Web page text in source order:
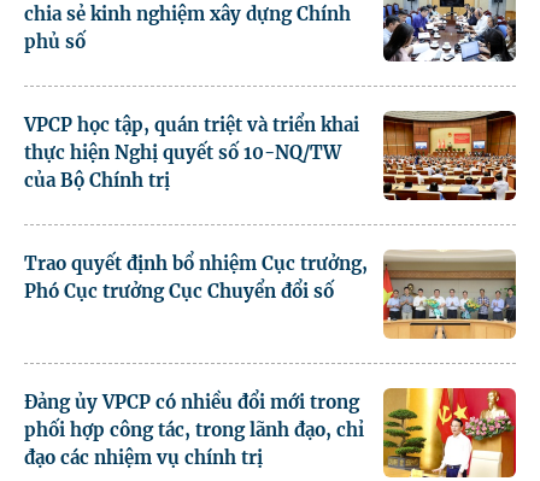
chia sẻ kinh nghiệm xây dựng Chính
phủ số
VPCP học tập, quán triệt và triển khai
thực hiện Nghị quyết số 10-NQ/TW
của Bộ Chính trị
Trao quyết định bổ nhiệm Cục trưởng,
Phó Cục trưởng Cục Chuyển đổi số
Đảng ủy VPCP có nhiều đổi mới trong
phối hợp công tác, trong lãnh đạo, chỉ
đạo các nhiệm vụ chính trị